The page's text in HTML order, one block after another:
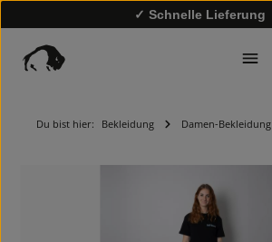
✓ Schnelle Lieferung
Du bist hier: Bekleidung Damen-Bekleidung